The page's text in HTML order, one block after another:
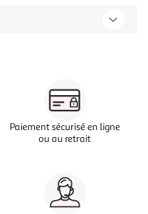
Paiement sécurisé en ligne
ou au retrait